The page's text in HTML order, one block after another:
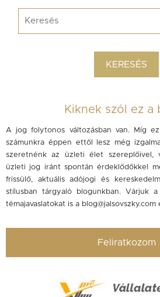
Kiknek szól ez a
A jog folytonos változásban van. Míg
számunkra éppen ettől lesz még
szeretnénk az üzleti élet szereplőivel,
üzleti jog iránt spontán érdeklődőkkel
frissülő, aktuális adójogi és
stílusban tárgyaló blogunkban. Várjuk
témajavaslatokat is a blog@jalsovszky.com
Feliratkozom